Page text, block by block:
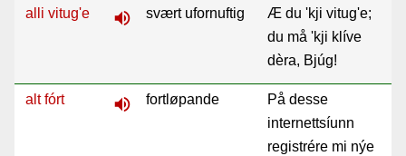
alli vitug'e volume_up svært ufornuftig
Æ du 'kji vitug'e;
du må 'kji klíve
dèra, Bjúg!
alt fórt volume_up fortløpande
På desse
internettsíunn
registrére mi nýe